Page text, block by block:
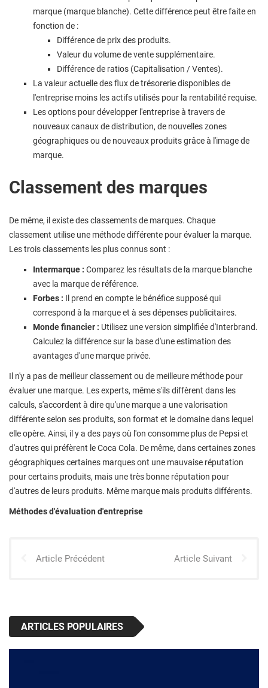
marque (marque blanche). Cette différence peut être faite en
fonction de :
Différence de prix des produits.
Valeur du volume de vente supplémentaire.
Différence de ratios (Capitalisation / Ventes).
La valeur actuelle des flux de trésorerie disponibles de
l'entreprise moins les actifs utilisés pour la rentabilité requise.
Les options pour développer l'entreprise à travers de
nouveaux canaux de distribution, de nouvelles zones
géographiques ou de nouveaux produits grâce à l'image de
marque.
Classement des marques
De même, il existe des classements de marques. Chaque
classement utilise une méthode différente pour évaluer la marque.
Les trois classements les plus connus sont :
Intermarque : Comparez les résultats de la marque blanche
avec la marque de référence.
Forbes : Il prend en compte le bénéfice supposé qui
correspond à la marque et à ses dépenses publicitaires.
Monde financier : Utilisez une version simplifiée d'Interbrand.
Calculez la différence sur la base d'une estimation des
avantages d'une marque privée.
Il n'y a pas de meilleur classement ou de meilleure méthode pour
évaluer une marque. Les experts, même s'ils diffèrent dans les
calculs, s'accordent à dire qu'une marque a une valorisation
différente selon ses produits, son format et le domaine dans lequel
elle opère. Ainsi, il y a des pays où l'on consomme plus de Pepsi et
d'autres qui préfèrent le Coca Cola. De même, dans certaines zones
géographiques certaines marques ont une mauvaise réputation
pour certains produits, mais une très bonne réputation pour
d'autres de leurs produits. Même marque mais produits différents.
Méthodes d'évaluation d'entreprise
Article Précédent Article Suivant
ARTICLES POPULAIRES